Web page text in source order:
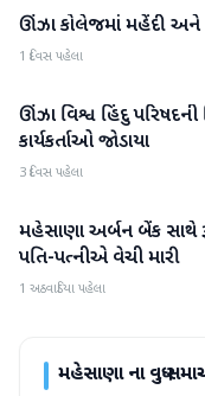
મહેસાણા
ઊંઝા કોલેજમાં મહેંદી અને
1 દિવસ પહેલા
મહેસાણા
ઊંઝા વિશ્વ હિંદુ પરિષદની
કાર્યકર્તાઓ જોડાયા
3 દિવસ પહેલા
મહેસાણા
મહેસાણા અર્બન બેંક સાથે
પતિ-પત્નીએ વેચી મારી
1 અઠવાડિયા પહેલા
મહેસાણાના વધુ